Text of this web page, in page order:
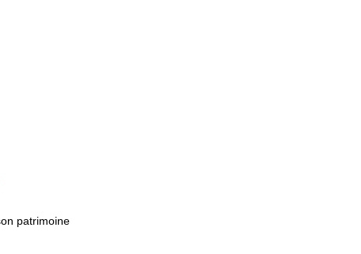
patrimoine